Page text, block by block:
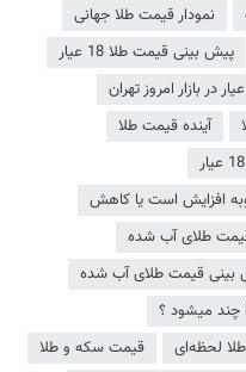
نمودار قیمت طلا جهانی
پیش بینی قیمت طلا 18 عیار
آینده قیمت طلا
افزایش است یا کاهش
قیمت طلای آب شده
بینی قیمت طلای آب شده
چند میشود ؟
لحظه‌ای قیمت سکه و طلا